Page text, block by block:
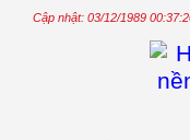
Cập nhật: 03/12/1989